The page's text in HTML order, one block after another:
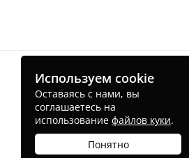
Детские торты На
Торт для мальчика
На рождение ребенка
Без мастики
Торт радуга
Используем cookie
Оставаясь с нами, вы
соглашаетесь на
использование файлов куки.
Понятно